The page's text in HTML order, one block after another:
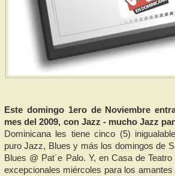
Este domingo 1ero de Noviembre
mes del 2009, con Jazz - mucho Jazz
Dominicana les tiene cinco (5)
puro Jazz, Blues y más los domingos de
Blues @ Pat´e Palo. Y, en Casa de
excepcionales miércoles para los